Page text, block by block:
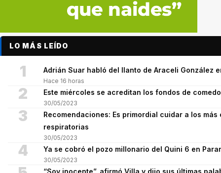
LO MÁS LEÍDO
1 Adrián Suar habló del llanto de Araceli González
Hace 16 horas
2 Este miércoles se acreditan los fondos de
30/05/2023
3
Recomendaciones: Es primordial cuidar a los
respiratorias
30/05/2023
4 Ya se cobró el pozo millonario del Quini 6 en
30/05/2023
“Soy inocente”, afirmó Villa y dijo sus últimas